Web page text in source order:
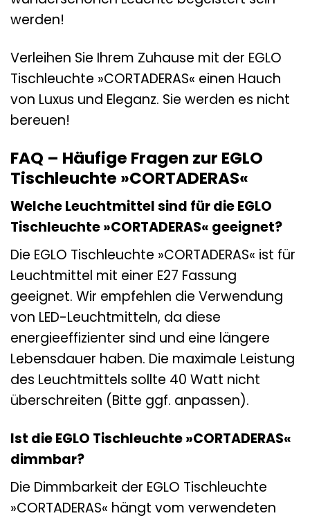
werden!
Verleihen Sie Ihrem Zuhause mit der EGLO
Tischleuchte »CORTADERAS« einen Hauch
von Luxus und Eleganz. Sie werden es nicht
bereuen!
FAQ – Häufige Fragen zur EGLO
Tischleuchte »CORTADERAS«
Welche Leuchtmittel sind für die EGLO
Tischleuchte »CORTADERAS« geeignet?
Die EGLO Tischleuchte »CORTADERAS« ist für
Leuchtmittel mit einer E27 Fassung
geeignet. Wir empfehlen die Verwendung
von LED-Leuchtmitteln, da diese
energieeffizienter sind und eine längere
Lebensdauer haben. Die maximale Leistung
des Leuchtmittels sollte 40 Watt nicht
überschreiten (Bitte ggf. anpassen).
Ist die EGLO Tischleuchte »CORTADERAS«
dimmbar?
Die Dimmbarkeit der EGLO Tischleuchte
»CORTADERAS« hängt vom verwendeten